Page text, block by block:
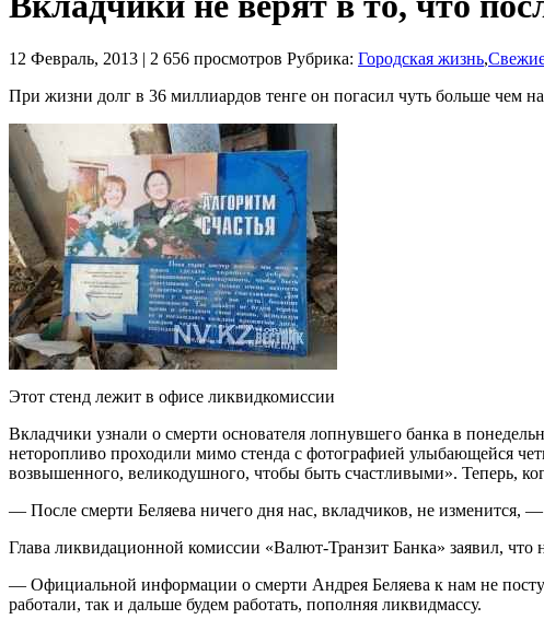
12 Февраль, 2013 | 2 656 просмотров Рубрика: Городская жизнь,
При жизни долг в 36 миллиардов тенге он погасил чуть больше чем
Этот стенд лежит в офисе ликвидкомиссии
Вкладчики узнали о смерти основателя лопнувшего банка в
неторопливо проходили мимо стенда с фотографией улыбающейся
возвышенного, великодушного, чтобы быть счастливыми». Теперь,
— После смерти Беляева ничего дня нас, вкладчиков, не
Глава ликвидационной комиссии «Валют-Транзит Банка» заявил, что
— Официальной информации о смерти Андрея Беляева к нам не
работали, так и дальше будем работать, пополняя ликвидмассу.